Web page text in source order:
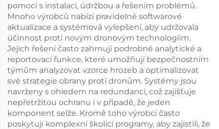
pomoci s instalací, údržbou a řešením problémů.
Mnoho výrobců nabízí pravidelné softwarové
aktualizace a systémová vylepšení, aby udržovala
účinnost proti novým dronovým technologiím.
Jejich řešení často zahrnují podrobné analytické a
reportovací funkce, které umožňují bezpečnostním
týmům analyzovat vzorce hrozeb a optimalizovat
své strategie obrany proti dronům. Systémy jsou
navrženy s ohledem na redundanci, což zajišťuje
nepřetržitou ochranu i v případě, že jeden
komponent selže. Kromě toho výrobci často
poskytují komplexní školící programy, aby zajistili, že